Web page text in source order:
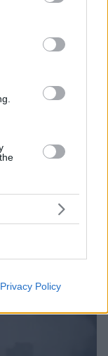
party tags to
in below Google
Privacy Policy
Τι θα πει ο
στεγαστικό